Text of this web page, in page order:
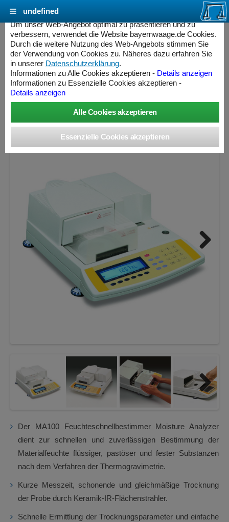
SARTORIUS MA100C Feuchtebestimmer
Moisture Analyze Keramik-IR-Heizelement nicht
eichfähig
Wägebereich: 100 g, Ablesbarkeit: 0,1 mg, nicht eichfähig
Next
Next
Der MA100 Feuchteschnellbestimmer Moisture Analyzer
dient zur schnellen und zuverlässigen Bestimmung der
Materialfeuchte flüssiger, pastöser und fester Substanzen
nach dem Verfahren der Thermogravimetrie.
Kurze Messzeit, schonende und gleichmäßige Trocknung
der Probe durch Keramik-IR-Flächenstrahler.
Schnelle Ermittlung der Trocknungsparameter und einfache
Cookie Einstellungen - bayernwaage.de
Um unser Web-Angebot optimal zu präsentieren und zu
verbessern, verwendet die Website bayernwaage.de Cookies.
Durch die weitere Nutzung des Web-Angebots stimmen Sie
der Verwendung von Cookies zu. Näheres dazu erfahren Sie
in unserer Datenschutzerklärung.
Informationen zu Alle Cookies akzeptieren - Details anzeigen
Informationen zu Essenzielle Cookies akzeptieren -
Details anzeigen
undefined